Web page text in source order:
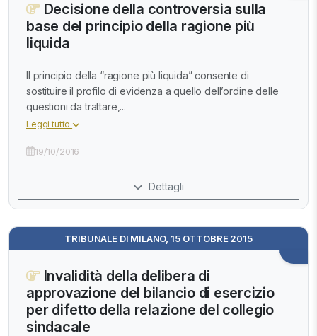
Decisione della controversia sulla
base del principio della ragione più
liquida
Il principio della “ragione più liquida” consente di
sostituire il profilo di evidenza a quello dell’ordine delle
questioni da trattare,...
Leggi tutto
19/10/2016
Dettagli
TRIBUNALE DI MILANO, 15 OTTOBRE 2015
Invalidità della delibera di
approvazione del bilancio di esercizio
per difetto della relazione del collegio
sindacale